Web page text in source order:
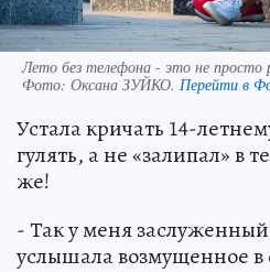
Лето без телефона - это не просто
Фото: Оксана ЗУЙКО. Перейти в
Устала кричать 14-
гулять, а не «залипал» в
же!
- Так у меня
услышала возмущенное в